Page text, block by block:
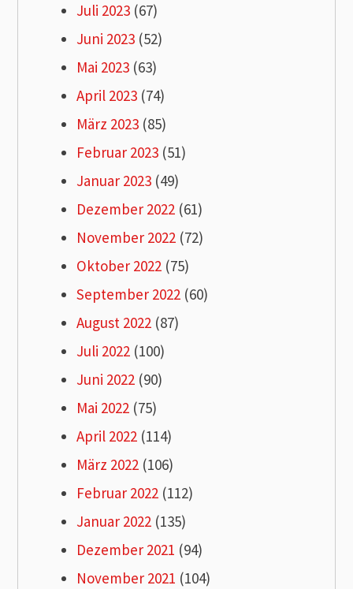
Juli 2023 (67)
Juni 2023 (52)
Mai 2023 (63)
April 2023 (74)
März 2023 (85)
Februar 2023 (51)
Januar 2023 (49)
Dezember 2022 (61)
November 2022 (72)
Oktober 2022 (75)
September 2022 (60)
August 2022 (87)
Juli 2022 (100)
Juni 2022 (90)
Mai 2022 (75)
April 2022 (114)
März 2022 (106)
Februar 2022 (112)
Januar 2022 (135)
Dezember 2021 (94)
November 2021 (104)